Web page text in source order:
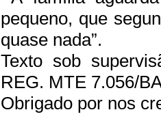
pequeno, que
quase nada”.
Texto sob
REG. MTE 7.056/
Obrigado por nos